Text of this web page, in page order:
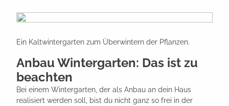
Ein Kaltwintergarten zum Überwintern der Pflanzen.
Anbau Wintergarten: Das ist zu
beachten
Bei einem Wintergarten, der als Anbau an dein Haus
realisiert werden soll, bist du nicht ganz so frei in der